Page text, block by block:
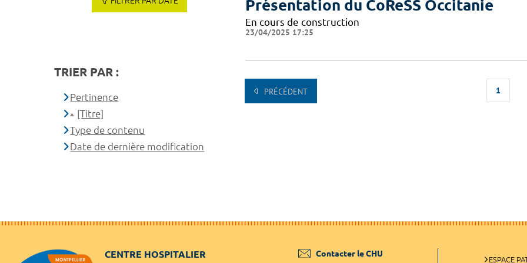
Présentation du CoReSS Occitanie
En cours de construction
23/04/2025 17:25
PRÉCÉDENT 1
TRIER PAR :
Pertinence
[Titre]
Type de contenu
Date de dernière modification
CENTRE HOSPITALIER
Contacter le CHU
ESPACE